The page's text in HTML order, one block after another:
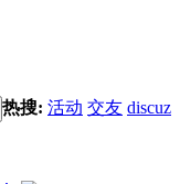
热搜: 活动 交友 discuz